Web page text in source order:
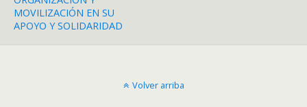
MOVILIZACIÓN EN SU
APOYO Y SOLIDARIDAD
Volver arriba